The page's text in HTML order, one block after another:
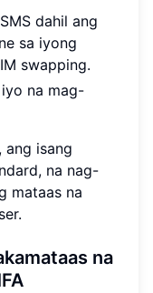
dahil ang
sa iyong
swapping.
na mag-
ang isang
na nag-
mataas na
na